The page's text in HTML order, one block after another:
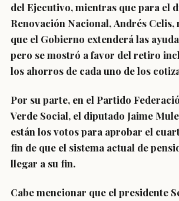
del Ejecutivo, mientras que para el
Renovación Nacional,Andrés Celis,
que el Gobierno extenderá las
pero se mostró a favor del retiro
los ahorros de cada uno de los
Por su parte, en el Partido
Verde Social, el diputado Jaime
están los votos para aprobar el
fin de que el sistema actual de
llegar a su fin.
Cabe mencionar que el presidente